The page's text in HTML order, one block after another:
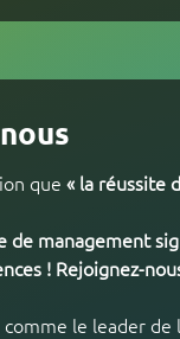
que « la réussite
de management
! Rejoignez-
comme le leader